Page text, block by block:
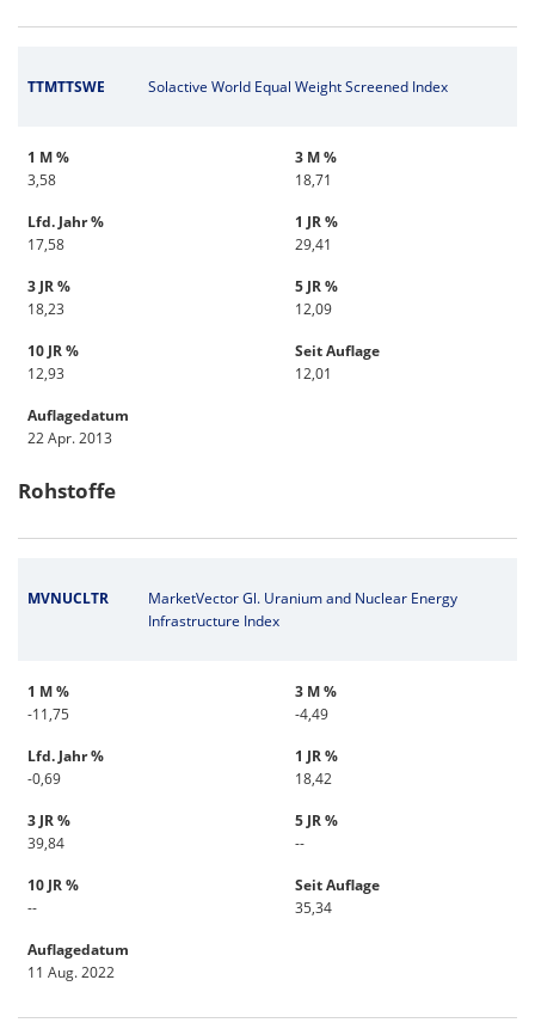
TTMTTSWE Solactive World Equal Weight Screened Index
1 M %
3,58
3 M %
18,71
Lfd. Jahr %
17,58
1 JR %
29,41
3 JR %
18,23
5 JR %
12,09
10 JR %
12,93
Seit Auflage
12,01
Auflagedatum
22 Apr. 2013
Rohstoffe
MVNUCLTR
MarketVector Gl. Uranium and Nuclear Energy
Infrastructure Index
1 M %
-11,75
3 M %
-4,49
Lfd. Jahr %
-0,69
1 JR %
18,42
3 JR %
39,84
5 JR %
--
10 JR %
--
Seit Auflage
35,34
Auflagedatum
11 Aug. 2022